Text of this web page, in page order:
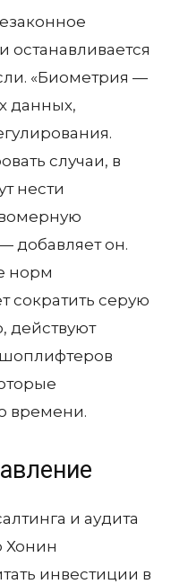
останавливается
«Биометрия —
данных,
случаи, в
нести
добавляет он.
норм
сократить серую
действуют
времени.
и аудита
Хонин
инвестиции в